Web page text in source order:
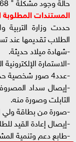
المستنداتالمطلوبة
حددت وزارة
الطلاب تقديمها عند
-شهادة ميلاد حديثة.
-الاستمارة
-عدد4 صور شخصية حديثة مدون عليها اسم الطالب.
-إيصال سداد
التابلت وصورة منه.
-صورة من بطاقة ولي
-إيصال إعادة القيد
-طابع دعم وتنمية المشروعات